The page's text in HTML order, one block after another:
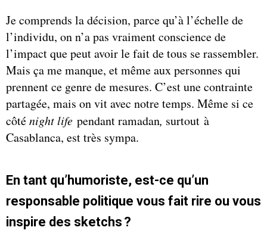
Je comprends la décision, parce qu’à l’échelle de
l’individu, on n’a pas vraiment conscience de
l’impact que peut avoir le fait de tous se rassembler.
Mais ça me manque, et même aux personnes qui
prennent ce genre de mesures. C’est une contrainte
partagée, mais on vit avec notre temps. Même si ce
côténight life pendant ramadan, surtout à
Casablanca, est très sympa.
En tant qu’humoriste, est-ce qu’un
responsable politique vous fait rire ou vous
inspire des sketchs ?